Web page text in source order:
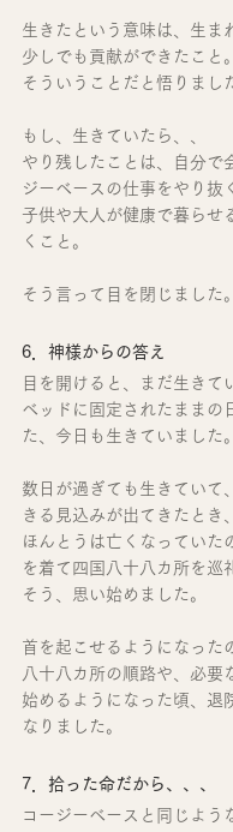
生きたという意味は、生ま
少しでも貢献ができたこと。
そういうことだと悟りまし
もし、生きていたら、、
やり残したことは、自分で
ジーベースの仕事をやり抜
子供や大人が健康で暮らせ
くこと。
そう言って目を閉じました。
6．神様からの答え
目を開けると、まだ生きて
ベッドに固定されたままの
た、今日も生きていました。
数日が過ぎても生きていて
きる見込みが出てきたとき、
ほんとうは亡くなっていた
を着て四国八十八カ所を巡
そう、思い始めました。
首を起こせるようになった
八十八カ所の順路や、必要
始めるようになった頃、退
なりました。
7．拾った命だから、、、
コージーベースと同じよう